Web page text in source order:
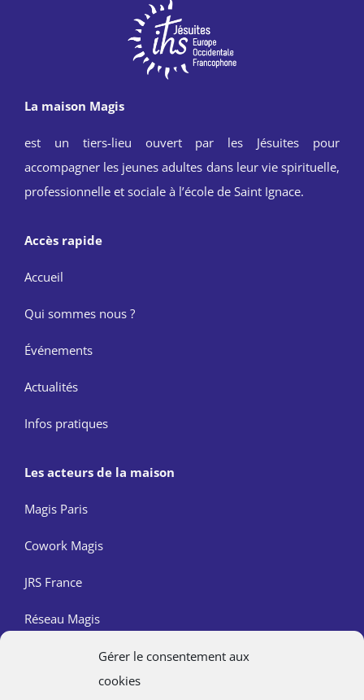
Gérer le consentement aux
cookies
La maison Magis
est un tiers-lieu ouvert par les Jésuites pour
accompagner les jeunes adultes dans leur vie spirituelle,
professionnelle et sociale à l’école de Saint Ignace.
Accès rapide
Accueil
Qui sommes nous ?
Événements
Actualités
Infos pratiques
Les acteurs de la maison
Magis Paris
Cowork Magis
JRS France
Réseau Magis